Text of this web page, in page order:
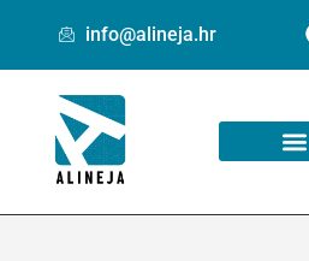
info@alineja.hr